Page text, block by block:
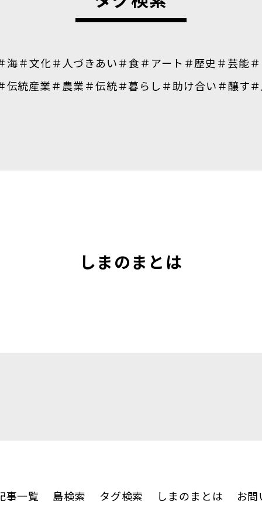
海＃文化＃人づきあい＃食＃アート ＃歴史 ＃芸能
伝統産業＃農業＃伝統＃暮らし ＃助け合い＃醸す
しまのまとは
事一覧 島検索 タグ検索 しまのまとは お